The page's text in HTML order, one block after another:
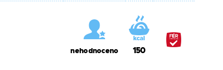
nehodnoceno 150